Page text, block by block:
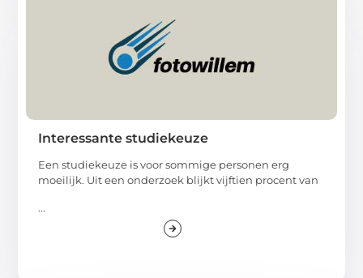
Interessante studiekeuze
Een studiekeuze is voor sommige personen erg
moeilijk. Uit een onderzoek blijkt vijftien procent van
...